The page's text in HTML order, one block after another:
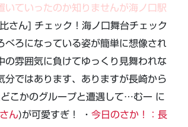
いていったのか知りませんが海ノ口駅
さん] チェック！海ノ口舞台チェック
ろになっている姿が簡単に想像され
雰囲気に負けてゆっくり見舞われな
ではあります、ありますが長崎から
こかのグループと遭遇して…むー に
ん)が可愛すぎ！ ・ 今日のさか！：長